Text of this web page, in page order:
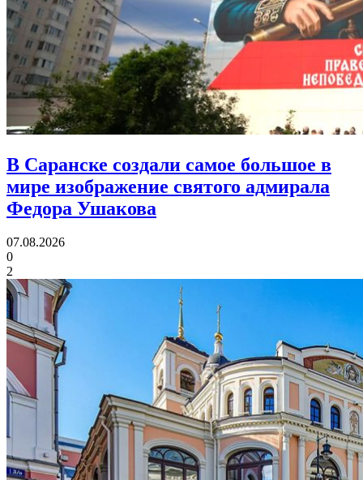
В Саранске создали самое большое в
мире изображение святого адмирала
Федора Ушакова
07.08.2026
0
2